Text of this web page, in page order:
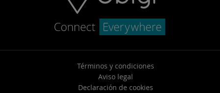
Términos y condiciones
Aviso legal
Declaración de cookies